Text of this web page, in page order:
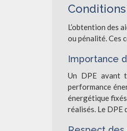
L’obtention des
ou pénalité. Ces
Importance
Un DPE avant
performance
énergétique
réalisés. Le